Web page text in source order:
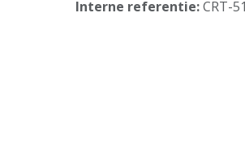
Interne referentie:CRT-